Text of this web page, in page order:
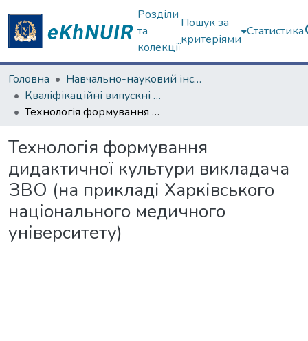
Розділи
та
колекції
Пошук за
критеріями
Статистика
Головна
Навчально-науковий інститут «Українська інженерно-педагогічна академія»
Кваліфікаційні випускні роботи бакалаврів. Навчально-науковий інститут «Українська інженерно-педагогічна академія»
Технологія формування дидактичної культури викладача ЗВО (на прикладі Харківського національного медичного університету)
Технологія формування
дидактичної культури викладача
ЗВО (на прикладі Харківського
національного медичного
університету)